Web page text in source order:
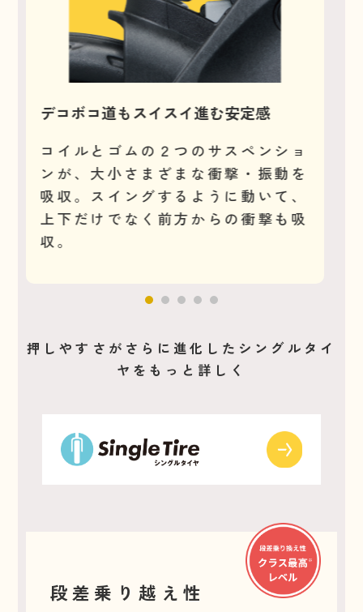
デコボコ道もスイスイ進む安定感
コイルとゴムの２つのサスペンショ
ンが、大小さまざまな衝撃・振動を
吸収。スイングするように動いて、
上下だけでなく前方からの衝撃も吸
収。
押しやすさがさらに進化したシングルタイ
ヤをもっと詳しく
段差乗り越え性